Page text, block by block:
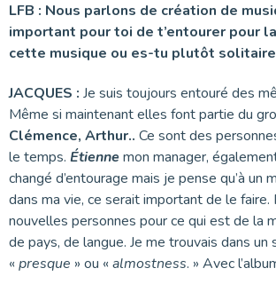
LFB : Nous parlons de création de
important pour toi de t’entourer pour
cette musique ou es-tu plutôt solitaire
JACQUES : Je suis toujours entouré des
Même si maintenant elles font partie du
Clémence, Arthur.. Ce sont des
le temps. Étiennemon manager,
changé d’entourage mais je pense qu’à un
dans ma vie, ce serait important de le faire.
nouvelles personnes pour ce qui est de la
de pays, de langue. Je me trouvais dans un
« presque » ou « almostness. » Avec